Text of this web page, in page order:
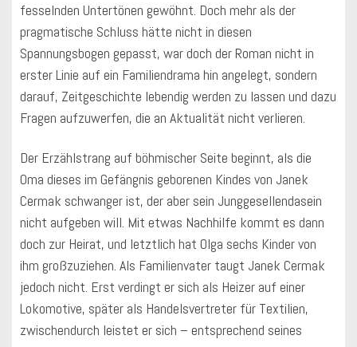
fesselnden Untertönen gewöhnt. Doch mehr als der
pragmatische Schluss hätte nicht in diesen
Spannungsbogen gepasst, war doch der Roman nicht in
erster Linie auf ein Familiendrama hin angelegt, sondern
darauf, Zeitgeschichte lebendig werden zu lassen und dazu
Fragen aufzuwerfen, die an Aktualität nicht verlieren.
Der Erzählstrang auf böhmischer Seite beginnt, als die
Oma dieses im Gefängnis geborenen Kindes von Janek
Cermak schwanger ist, der aber sein Junggesellendasein
nicht aufgeben will. Mit etwas Nachhilfe kommt es dann
doch zur Heirat, und letztlich hat Olga sechs Kinder von
ihm großzuziehen. Als Familienvater taugt Janek Cermak
jedoch nicht. Erst verdingt er sich als Heizer auf einer
Lokomotive, später als Handelsvertreter für Textilien,
zwischendurch leistet er sich – entsprechend seines